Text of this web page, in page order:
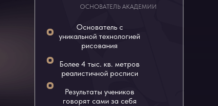
Основатель с
уникальной технологией
рисования
Более 4 тыс. кв. метров
реалистичной росписи
Результаты учеников
говорят сами за себя
ОСНОВАТЕЛЬ АКАДЕМИИ